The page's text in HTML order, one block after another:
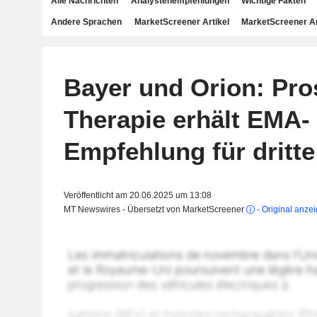
Andere Sprachen MarketScreener Artikel MarketScreener
Bayer und Orion:
Therapie erhält EMA-
Empfehlung für
Veröffentlicht am 20.06.2025 um 13:08
MT Newswires - Übersetzt von MarketScreener
- Original